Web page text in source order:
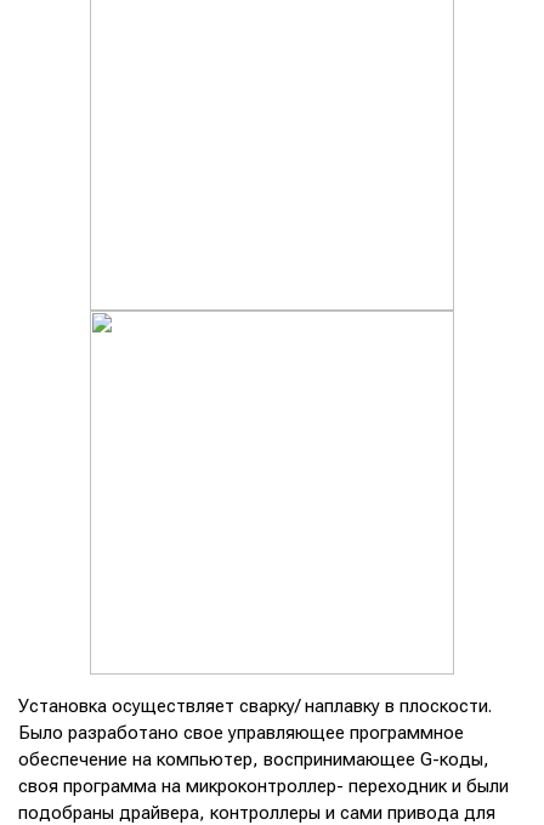
Установка осуществляет сварку/ наплавку в плоскости.
Было разработано свое управляющее программное
обеспечение на компьютер, воспринимающее G-коды,
своя программа на микроконтроллер- переходник и были
подобраны драйвера, контроллеры и сами привода для